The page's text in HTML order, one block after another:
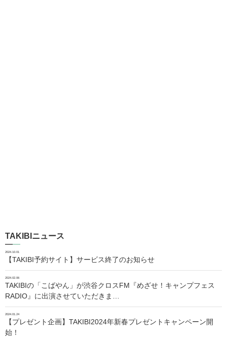
TAKIBIニュース
2024.10.01
【TAKIBI予約サイト】サービス終了のお知らせ
2024.02.06
TAKIBIの「こばやん」が渋谷クロスFM『めざせ！キャンプフェス
RADIO』に出演させていただきま…
2024.01.24
【プレゼント企画】TAKIBI2024年新春プレゼントキャンペーン開
始！